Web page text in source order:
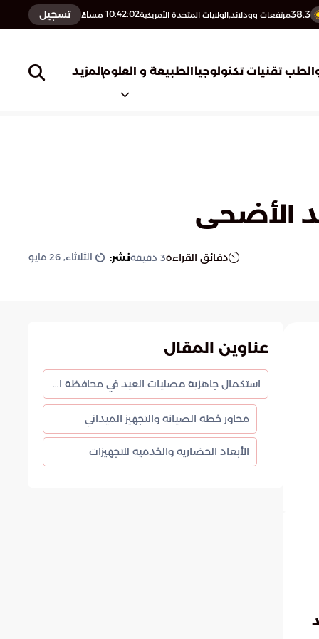
38.3مرتفعات وودلاند,الولايات المتحدة الأمريكية10:42:03 مساءً تسجيل
تقنيات تكنولوجياالطبيعة و العلومالمزيد
الأضحى
دقائق القراءة3 دقيقةنشر: الثلاثاء, 26 مايو
عناوين المقال
استكمال جاهزية مصليات العيد في محافظة الشماسية لاستقبال المصلين
محاور خطة الصيانة والتجهيز الميداني
الأبعاد الحضارية والخدمية للتجهيزات